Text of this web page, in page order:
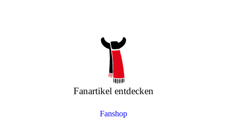
Fanartikel entdecken
Fanshop